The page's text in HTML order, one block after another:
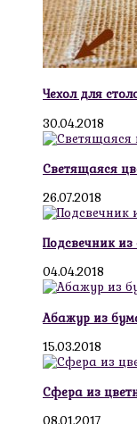
Чехол для
30.04.2018
Светящаяся
26.07.2018
Подсвечник из
04.04.2018
Абажур из
15.03.2018
Сфера из